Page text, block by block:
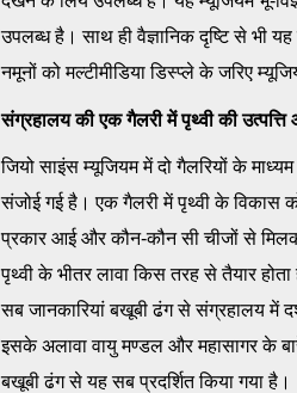
उपलब्ध है। साथ ही वैज्ञानिक दृष्टि से भी
नमूनों को मल्टीमीडिया डिस्प्ले के जरिए
संग्रहालय की एक गैलरी में पृथ्वी की
जियो साइंस म्यूजियम में दो गैलरियों के
संजोई गई है। एक गैलरी में पृथ्वी के विकास
प्रकार आई और कौन-कौन सी चीजों से
पृथ्वी के भीतर लावा किस तरह से तैयार
सब जानकारियां बखूबी ढंग से संग्रहालय में
इसके अलावा वायु मण्डल और महासागर के
बखूबी ढंग से यह सब प्रदर्शित किया गया है।